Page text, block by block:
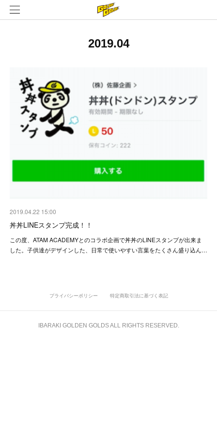
2019.04
2019.04.22 15:00
丼丼LINEスタンプ完成！！
この度、ATAM ACADEMYとのコラボ企画で丼丼のLINEスタンプが出来ま
した。子供達がデザインした、日常で使いやすい言葉をたくさん盛り込ん…
プライバシーポリシー 特定商取引法に基づく表記
IBARAKI GOLDEN GOLDS ALL RIGHTS RESERVED.